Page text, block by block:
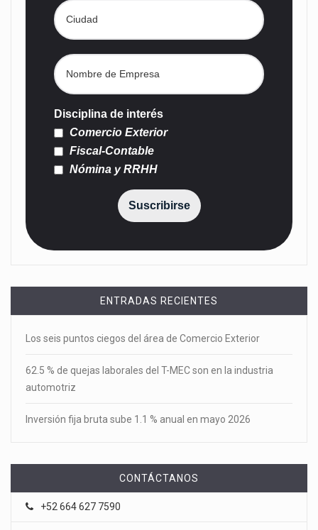
Disciplina de interés
Comercio Exterior
Fiscal-Contable
Nómina y RRHH
Suscribirse
ENTRADAS RECIENTES
Los seis puntos ciegos del área de Comercio Exterior
62.5 % de quejas laborales del T-MEC son en la industria
automotriz
Inversión fija bruta sube 1.1 % anual en mayo 2026
CONTÁCTANOS
+52 664 627 7590